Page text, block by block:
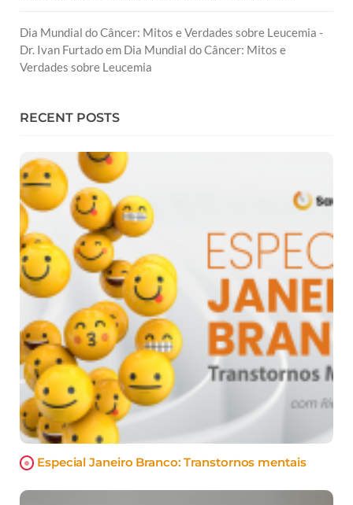
Dia Mundial do Câncer: Mitos e Verdades sobre Leucemia -
Dr. Ivan Furtadoem Dia Mundial do Câncer: Mitos e
Verdades sobre Leucemia
RECENT POSTS
Especial Janeiro Branco: Transtornos mentais